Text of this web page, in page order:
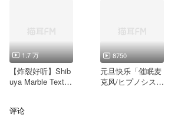
入間銃兎——CV：駒田 航
毒島メイソン理鶯——CV：神尾晋一郎
麻天狼
毒にも薬にも変幻自在に操る言葉の芸術が、摩天楼シンジュクを
神宮寺寂雷——CV：速水 奨
Fling Posse
天然ジゴロ・ペテン師・ギャンブラーからなる奇人変人のネクス
1.7 万
【炸裂好听】Shib
uya Marble Textur
津山幸宏）
8750
元旦快乐「催眠麦
克风/ヒプノシスマ
评论